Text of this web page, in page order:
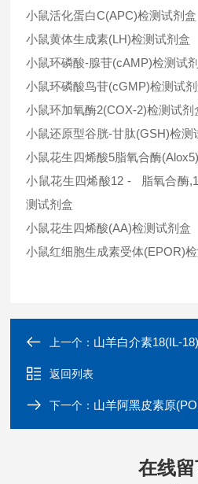
小鼠活化蛋白C(APC)检测试剂盒
小鼠黄体生成素(LH)检测试剂盒
小鼠环磷酸-腺苷(cAMP)检测试
小鼠环磷酸鸟苷(cGMP)检测试
小鼠环加氧酶2(COX-2)检测试剂
小鼠还原型谷胱-甘肽(GSH)检测
小鼠花生四烯酸5脂氧合酶
小鼠花生四烯酸12 - 脂氧合酶
测试剂盒
小鼠花生四烯酸(AA)检测试剂盒
小鼠红细胞生成素受体(EPOR)
上一个： 山羊白介素18(IL-
返回列表
下一个： 山羊阿黑皮素原
在线